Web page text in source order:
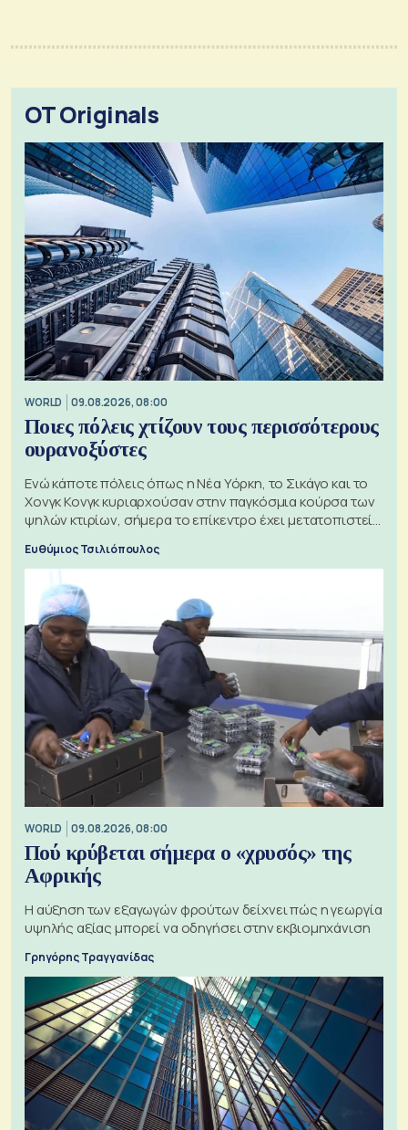
OT Originals
WORLD 09.08.2026, 08:00
Ποιες πόλεις χτίζουν τους περισσότερους
ουρανοξύστες
Ενώ κάποτε πόλεις όπως η Νέα Υόρκη, το Σικάγο και το
Χονγκ Κονγκ κυριαρχούσαν στην παγκόσμια κούρσα των
ψηλών κτιρίων, σήμερα το επίκεντρο έχει μετατοπιστεί
Ευθύμιος Τσιλιόπουλος
WORLD 09.08.2026, 08:00
Πού κρύβεται σήμερα ο «χρυσός» της
Αφρικής
Η αύξηση των εξαγωγών φρούτων δείχνει πώς η γεωργία
υψηλής αξίας μπορεί να οδηγήσει στην εκβιομηχάνιση
Γρηγόρης Τραγγανίδας